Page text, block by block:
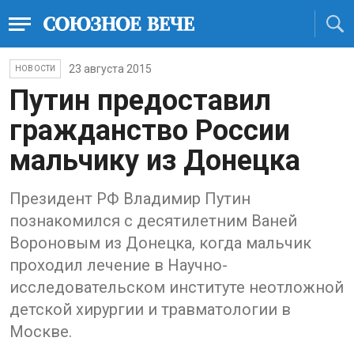
НОВОСТИ 23 августа 2015
Путин предоставил
гражданство России
мальчику из Донецка
Президент РФ Владимир Путин
познакомился с десятилетним Ваней
Вороновым из Донецка, когда мальчик
проходил лечение в Научно-
исследовательском институте неотложной
детской хирургии и травматологии в
Москве.